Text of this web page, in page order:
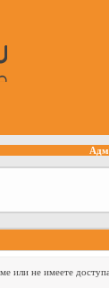
или не имеете